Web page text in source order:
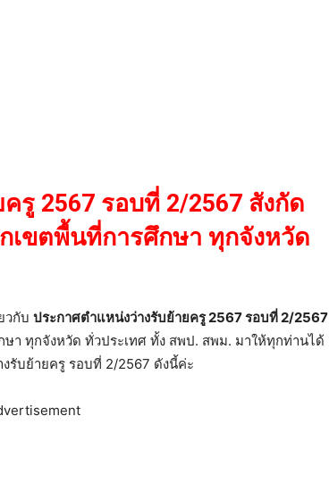
รู 2567 รอบที่ 2/2567 สังกัด
ขตพื้นที่การศึกษา ทุกจังหวัด
วกับ ประกาศตำแหน่งว่างรับย้ายครู 2567 รอบที่ 2/2567
า ทุกจังหวัด ทั่วประเทศ ทั้ง สพป. สพม. มาให้ทุกท่านได้
รับย้ายครู รอบที่ 2/2567 ดังนี้ค่ะ